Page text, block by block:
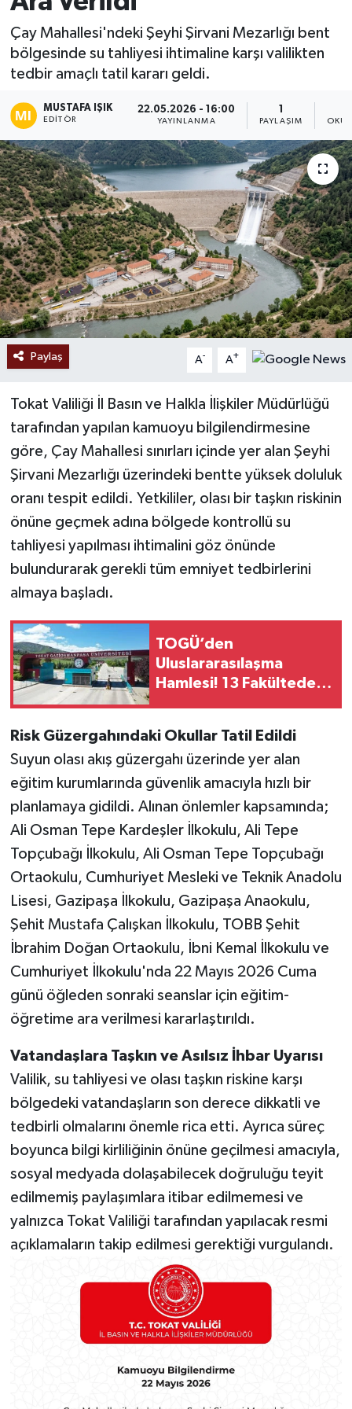
Çay Mahallesi'ndeki Şeyhi Şirvani Mezarlığı bent
bölgesinde su tahliyesi ihtimaline karşı valilikten
tedbir amaçlı tatil kararı geldi.
MUSTAFA IŞIK
EDITÖR
22.05.2026 - 16:00
YAYINLANMA
1
PAYLAŞIM
Paylaş A- A+
Tokat Valiliği İl Basın ve Halkla İlişkiler Müdürlüğü
tarafından yapılan kamuoyu bilgilendirmesine
göre, Çay Mahallesi sınırları içinde yer alan Şeyhi
Şirvani Mezarlığı üzerindeki bentte yüksek doluluk
oranı tespit edildi. Yetkililer, olası bir taşkın riskinin
önüne geçmek adına bölgede kontrollü su
tahliyesi yapılması ihtimalini göz önünde
bulundurarak gerekli tüm emniyet tedbirlerini
almaya başladı.
TOGÜ’den
Uluslararasılaşma
Hamlesi! 13 Fakültede
Risk Güzergahındaki Okullar Tatil Edildi
Suyun olası akış güzergahı üzerinde yer alan
eğitim kurumlarında güvenlik amacıyla hızlı bir
planlamaya gidildi. Alınan önlemler kapsamında;
Ali Osman Tepe Kardeşler İlkokulu, Ali Tepe
Topçubağı İlkokulu, Ali Osman Tepe Topçubağı
Ortaokulu, Cumhuriyet Mesleki ve Teknik Anadolu
Lisesi, Gazipaşa İlkokulu, Gazipaşa Anaokulu,
Şehit Mustafa Çalışkan İlkokulu, TOBB Şehit
İbrahim Doğan Ortaokulu, İbni Kemal İlkokulu ve
Cumhuriyet İlkokulu'nda 22 Mayıs 2026 Cuma
günü öğleden sonraki seanslar için eğitim-
öğretime ara verilmesi kararlaştırıldı.
Vatandaşlara Taşkın ve Asılsız İhbar Uyarısı
Valilik, su tahliyesi ve olası taşkın riskine karşı
bölgedeki vatandaşların son derece dikkatli ve
tedbirli olmalarını önemle rica etti. Ayrıca süreç
boyunca bilgi kirliliğinin önüne geçilmesi amacıyla,
sosyal medyada dolaşabilecek doğruluğu teyit
edilmemiş paylaşımlara itibar edilmemesi ve
yalnızca Tokat Valiliği tarafından yapılacak resmi
açıklamaların takip edilmesi gerektiği vurgulandı.
Ekonomi
Sağlık
Tokat Haber